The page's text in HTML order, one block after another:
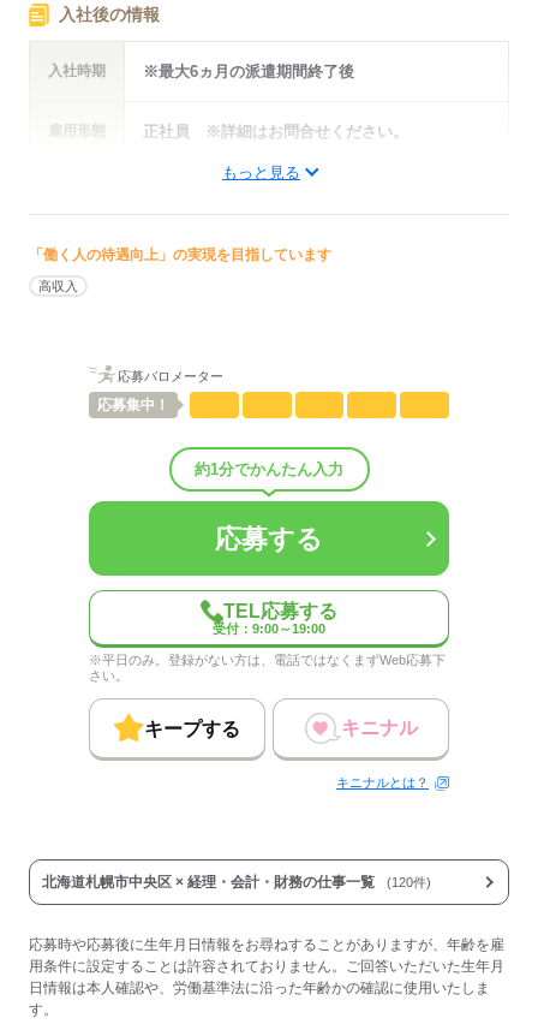
仕事の仕方
人数 5人
事業内容会計･法律･特許等専門事務所
入社後の情報
入社時期 ※最大6ヵ月の派遣期間終了後
雇用形態 正社員 ※詳細はお問合せください。
給与例
もっと見る
「働く人の待遇向上」の実現を目指しています
高収入
応募バロメーター
応募集中！
約1分でかんたん入力
応募する
TEL応募する
受付：9:00～19:00
※平日のみ。登録がない方は、電話ではなくまずWeb応募下
さい。
キープする キニナル
キニナルとは？
北海道札幌市中央区 × 経理・会計・財務の仕事一覧 (120件)
応募時や応募後に生年月日情報をお尋ねすることがありますが、年齢を雇
用条件に設定することは許容されておりません。ご回答いただいた生年月
日情報は本人確認や、労働基準法に沿った年齢かの確認に使用いたしま
す。